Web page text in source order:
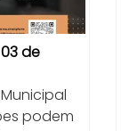
de
podem